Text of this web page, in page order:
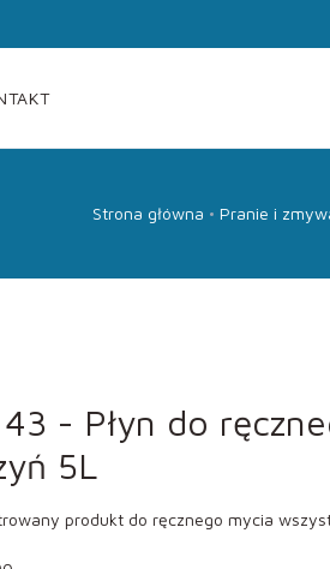
Strona główna Pranie i
43 - Płyn do
5L
produkt do ręcznego mycia